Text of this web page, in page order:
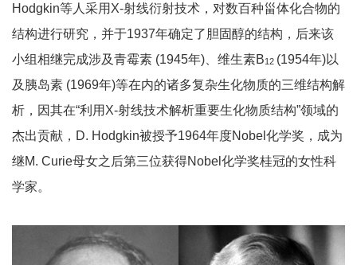
Hodgkin等人采用X-射线衍射技术，对数百种甾体化合物的
结构进行研究，并于1937年确定了胆固醇的结构，后来该
小组相继完成涉及青霉素 (1945年)、维生素B12 (1954年)以
及胰岛素 (1969年)等在内的诸多复杂生化物质的三维结构解
析，因其在“利用X-射线技术解析重要生化物质结构”领域的
杰出贡献，D. Hodgkin被授予1964年度Nobel化学奖，成为
继M. Curie母女之后第三位获得Nobel化学奖桂冠的女性科
学家。